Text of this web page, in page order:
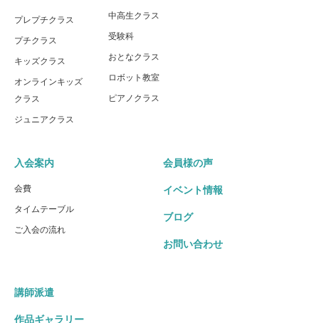
プレプチクラス
プチクラス
キッズクラス
オンラインキッズ
クラス
ジュニアクラス
中高生クラス
受験科
おとなクラス
ロボット教室
ピアノクラス
入会案内
会費
タイムテーブル
ご入会の流れ
会員様の声
イベント情報
ブログ
お問い合わせ
講師派遣
作品ギャラリー